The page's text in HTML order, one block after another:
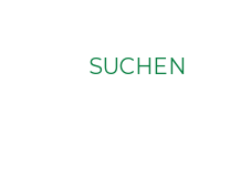
SUCHEN